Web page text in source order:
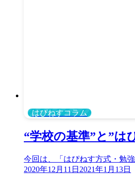
はぴねすコラム
“学校の基準”と”は
今回は、「はぴねす方式・勉
2020年12月11日 2021年1月13日